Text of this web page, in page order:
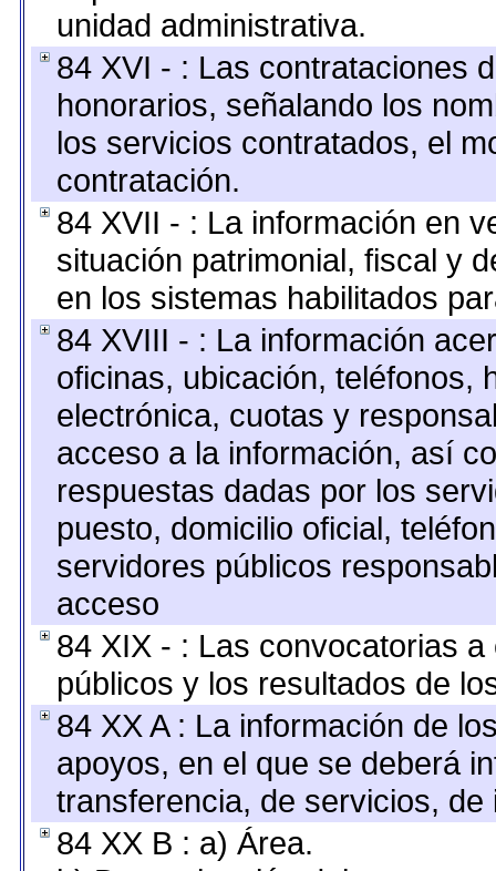
unidad administrativa.
84 XVI - : Las contrataciones
honorarios, señalando los
los servicios contratados, el
contratación.
84 XVII - : La información en
situación patrimonial, fiscal y
en los sistemas habilitados
84 XVIII - : La información
oficinas, ubicación, teléfonos,
electrónica, cuotas y
acceso a la información, así
respuestas dadas por los
puesto, domicilio oficial,
servidores públicos
acceso
84 XIX - : Las convocatorias
públicos y los resultados de
84 XX A : La información de
apoyos, en el que se deberá
transferencia, de servicios,
84 XX B : a) Área.